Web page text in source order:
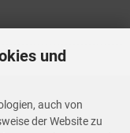
und
auch von
der Website zu